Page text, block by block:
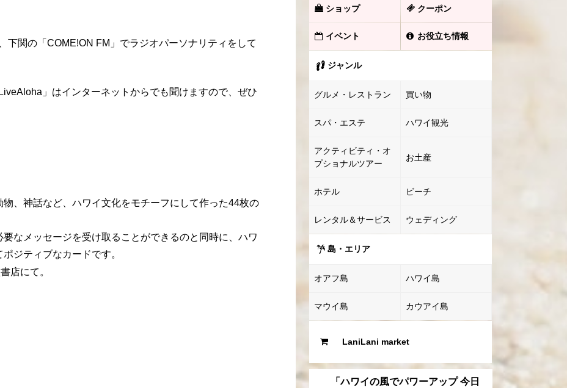
下関の「COME!ON FM」でラジオパーソナリティをして
」はインターネットからでも聞けますので、ぜひ
、神話など、ハワイ文化をモチーフにして作った44枚の
なメッセージを受け取ることができるのと同時に、ハワ
ジティブなカードです。
店にて。
ショップ クーポン
イベント お役立ち情報
ジャンル
グルメ・レストラン 買い物
スパ・エステ ハワイ観光
アクティビティ・オ
プショナルツアー
お土産
ホテル ビーチ
レンタル＆サービス ウェディング
島・エリア
オアフ島 ハワイ島
マウイ島 カウアイ島
LaniLani market
「ハワイの風でパワーアップ 今日